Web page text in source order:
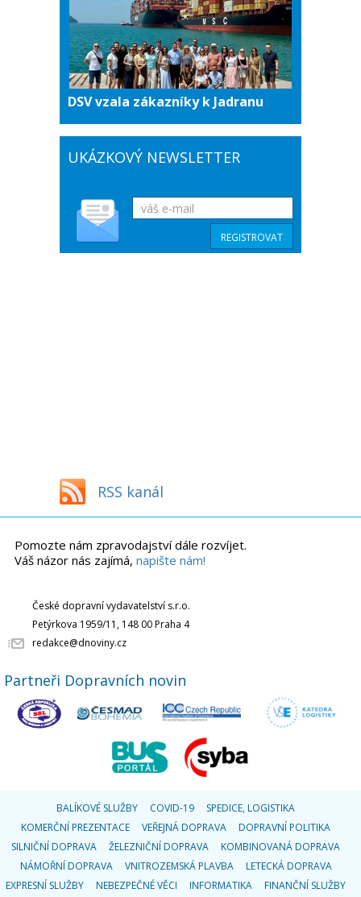
DSV vzala zákazníky k Jadranu
UKÁZKOVÝ NEWSLETTER
RSS kanál
Pomozte nám zpravodajství dále rozvíjet.
Váš názor nás zajímá, napište nám!
České dopravní vydavatelství s.r.o.
Petýrkova 1959/11, 148 00 Praha 4
redakce@dnoviny.cz
Partneři Dopravních novin
BALÍKOVÉ SLUŽBY COVID-19
SPEDICE, LOGISTIKA
KOMERČNÍ PREZENTACE
VEŘEJNÁ DOPRAVA
DOPRAVNÍ POLITIKA
SILNIČNÍ DOPRAVA
ŽELEZNIČNÍ DOPRAVA
KOMBINOVANÁ DOPRAVA
NÁMOŘNÍ DOPRAVA
VNITROZEMSKÁ PLAVBA
LETECKÁ DOPRAVA
EXPRESNÍ SLUŽBY
NEBEZPEČNÉ VĚCI INFORMATIKA FINANČNÍ SLUŽBY